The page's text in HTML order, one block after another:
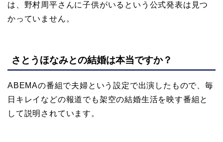
は、野村周平さんに子供がいるという公式発表は見つ
かっていません。
さとうほなみとの結婚は本当ですか？
ABEMAの番組で夫婦という設定で出演したもので、毎
日キレイなどの報道でも架空の結婚生活を映す番組と
して説明されています。